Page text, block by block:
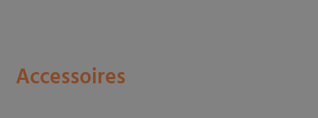
Accessoires